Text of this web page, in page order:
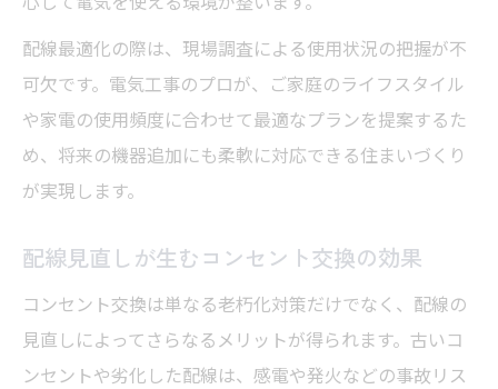
配線最適化の際は、現場調査による使用状況の把握が不
可欠です。電気工事のプロが、ご家庭のライフスタイル
や家電の使用頻度に合わせて最適なプランを提案するた
め、将来の機器追加にも柔軟に対応できる住まいづくり
が実現します。
配線見直しが生むコンセント交換の効果
コンセント交換は単なる老朽化対策だけでなく、配線の
見直しによってさらなるメリットが得られます。古いコ
ンセントや劣化した配線は、感電や発火などの事故リス